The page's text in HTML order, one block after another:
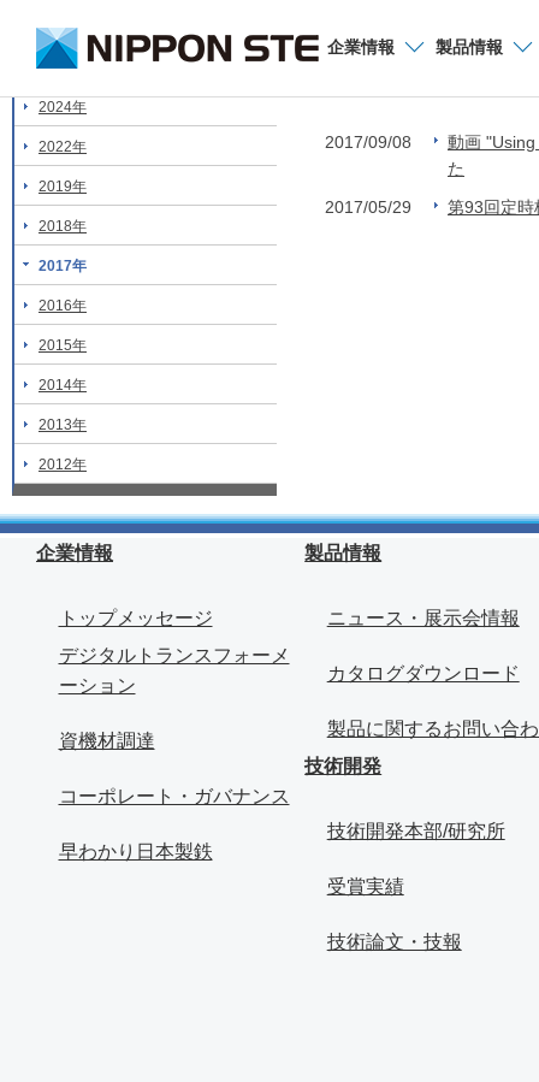
企業情報 製品情報
お問い合わせ
2017年
2017/09/08
動画
た
2017/05/29
第93回定時
2024年
2022年
2019年
2018年
2017年
2016年
2015年
2014年
2013年
2012年
企業情報
トップメッセージ
デジタルトランスフォーメ
ーション
資機材調達
コーポレート・ガバナンス
早わかり日本製鉄
製品情報
ニュース・展示会情報
カタログダウンロード
製品に関するお問い合
技術開発
技術開発本部/研究所
受賞実績
技術論文・技報